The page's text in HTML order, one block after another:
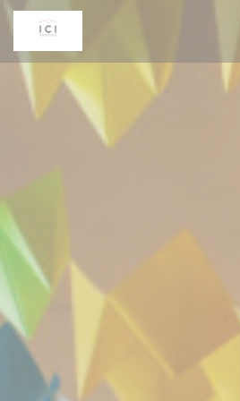
Personalización de sus opciones de cookies